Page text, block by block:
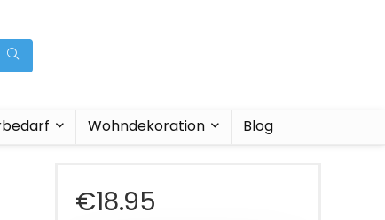
Wohndekoration Blog
€18.95